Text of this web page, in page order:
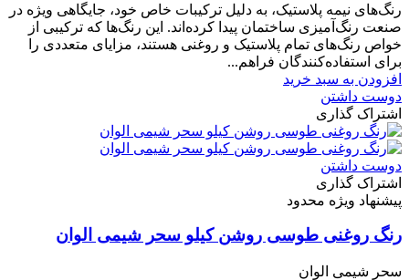
رنگ‌های نیمه پلاستیک، به دلیل ترکیبات خاص خود، جایگاهی ویژه در
صنعت رنگ‌آمیزی ساختمان پیدا کرده‌اند. این رنگ‌ها که ترکیبی از
خواص رنگ‌های تمام پلاستیک و روغنی هستند، مزایای متعددی را
برای استفاده‌کنندگان فراهم...
افزودن به سبد خرید
دوست داشتن
اشتراک گذاری
دوست داشتن
اشتراک گذاری
پیشنهاد ویژه محدود
رنگ روغنی طوسی روشن کیلو سحر شیمی الوان
سحر شیمی الوان